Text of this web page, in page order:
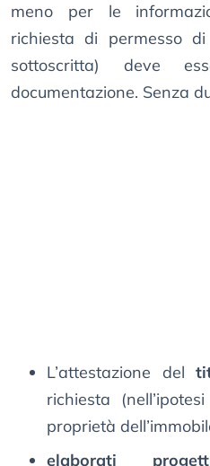
meno per le
richiesta di permesso
sottoscritta) deve
documentazione. Senza
L’attestazione del
richiesta
proprietà
elaborati